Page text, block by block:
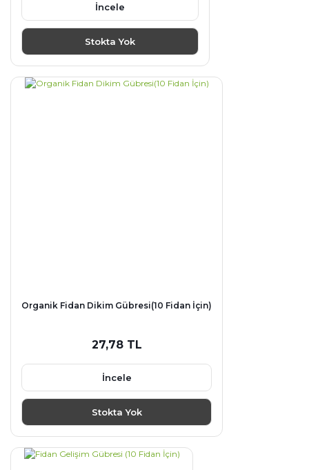
İncele
Stokta Yok
Organik Fidan Dikim Gübresi(10 Fidan İçin)
27,78 TL
İncele
Stokta Yok